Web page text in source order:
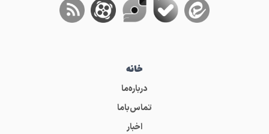
خانه
درباره‌ما
تماس‌باما
اخبار